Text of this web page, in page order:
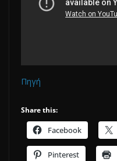
Πηγή
Share this:
Facebook
Pinterest